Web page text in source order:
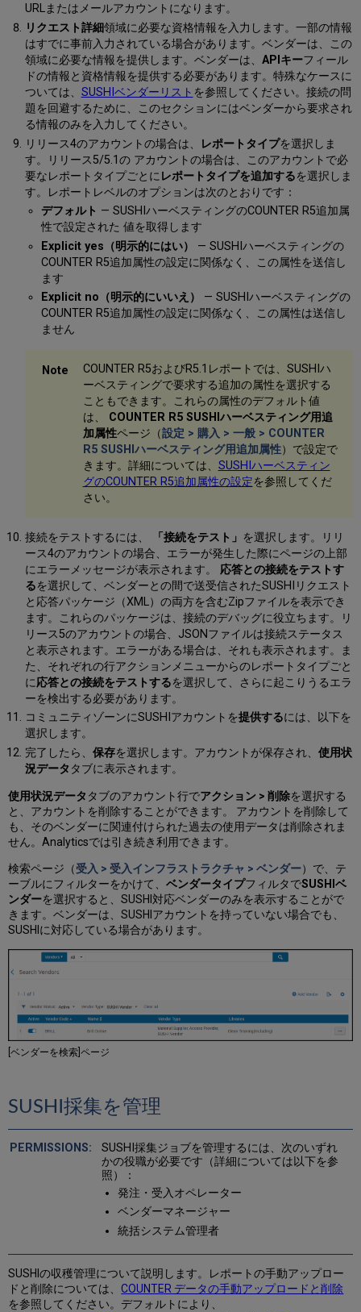
URLまたはメールアカウントになります。
リクエスト詳細領域に必要な資格情報を入力します。一部の情報
はすでに事前入力されている場合があります。ベンダーは、この
領域に必要な情報を提供します。ベンダーは、 APIキーフィール
ドの情報と資格情報を提供する必要があります。特殊なケースに
ついては、 SUSHIベンダーリスト を参照してください。接続の問
題を回避するために、このセクションにはベンダーから要求され
る情報のみを入力してください。
リリース4のアカウントの場合は、
レポートタイプを選択しま
す。リリース5/5.1の アカウントの場合は、このアカウントで必
要なレポートタイプごとにレポートタイプを追加するを選択しま
す。レポートレベルのオプションは次のとおりです：
デフォルト — SUSHIハーベスティングのCOUNTER R5追加属
性で設定された 値を取得します
Explicit yes（明示的にはい） — SUSHIハーベスティングの
COUNTER R5追加属性の設定に関係なく、この属性を送信し
ます
Explicit no（明示的にいいえ） — SUSHIハーベスティングの
COUNTER R5追加属性の設定に関係なく、この属性は送信し
ません
COUNTER R5およびR5.1レポートでは、SUSHIハ
ーベスティングで要求する追加の属性を選択する
こともできます。これらの属性のデフォルト値
は、 COUNTER R5 SUSHIハーベスティング用追
加属性ページ（設定 > 購入 > 一般 > COUNTER
R5 SUSHIハーベスティング用追加属性）で設定で
きます。詳細については、 SUSHIハーベスティン
グのCOUNTER R5追加属性の設定を参照してくだ
さい。
接続をテストするには、 「接続をテスト」 を選択します。リリ
ース4のアカウントの場合、エラーが発生した際にページの上部
にエラーメッセージが表示されます。 応答との接続をテストす
るを選択して、ベンダーとの間で送受信されたSUSHIリクエスト
と応答パッケージ（XML）の両方を含むZipファイルを表示でき
ます。これらのパッケージは、接続のデバッグに役立ちます。リ
リース5のアカウントの場合、JSONファイルは接続ステータス
と表示されます。エラーがある場合は、それも表示されます。ま
た、それぞれの行アクションメニューからのレポートタイプごと
に応答との接続をテストするを選択して、さらに起こりうるエラ
ーを検出する必要があります。
コミュニティゾーンにSUSHIアカウントを提供するには、以下を
選択します。
完了したら、 保存を選択します。アカウントが保存され、 使用状
況データ タブに表示されます。
使用状況データ タブのアカウント行でアクション > 削除を選択する
と、アカウントを削除することができます。 アカウントを削除して
も、そのベンダーに関連付けられた過去の使用データは削除されま
せん。Analyticsでは引き続き利用できます。
検索ページ（受入 > 受入インフラストラクチャ > ベンダー）で、テ
ーブルにフィルターをかけて、ベンダータイプフィルタでSUSHIベ
ンダーを選択すると、SUSHI対応ベンダーのみを表示することがで
きます。ベンダーは、SUSHIアカウントを持っていない場合でも、
SUSHIに対応している場合があります。
[ベンダーを検索]ページ
SUSHI採集を管理
SUSHI採集ジョブを管理するには、次のいずれ
かの役職が必要です（詳細については以下を参
照）：
発注・受入オペレーター
ベンダーマネージャー
統括システム管理者
SUSHIの収穫管理について説明します。レポートの手動アップロー
ドと削除については、COUNTER データの手動アップロードと削除
を参照してください。デフォルトにより、